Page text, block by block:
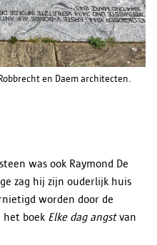
en Daem architecten.
was ook Raymond De
zag hij zijn ouderlijk huis
worden door de
boek Elke dag angstvan